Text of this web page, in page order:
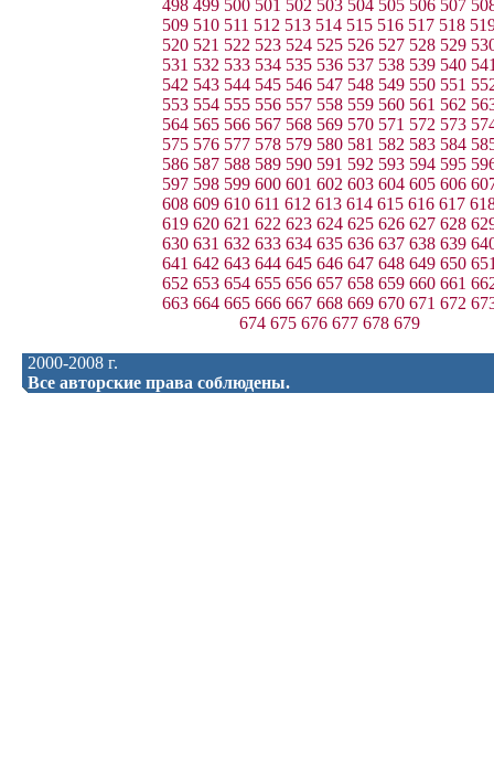
498 499 500 501 502 503 504 505 506 507
509 510 511 512 513 514 515 516 517 518
520 521 522 523 524 525 526 527 528 529
531 532 533 534 535 536 537 538 539 540
542 543 544 545 546 547 548 549 550 551
553 554 555 556 557 558 559 560 561 562
564 565 566 567 568 569 570 571 572 573
575 576 577 578 579 580 581 582 583 584
586 587 588 589 590 591 592 593 594 595
597 598 599 600 601 602 603 604 605 606
608 609 610 611 612 613 614 615 616 617
619 620 621 622 623 624 625 626 627 628
630 631 632 633 634 635 636 637 638 639
641 642 643 644 645 646 647 648 649 650
652 653 654 655 656 657 658 659 660 661
663 664 665 666 667 668 669 670 671 672
674 675 676 677 678 679
2000-2008 г.
Все авторские права соблюдены.